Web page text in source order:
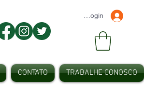
Faça seu Login
CONTATO TRABALHE CONOSCO